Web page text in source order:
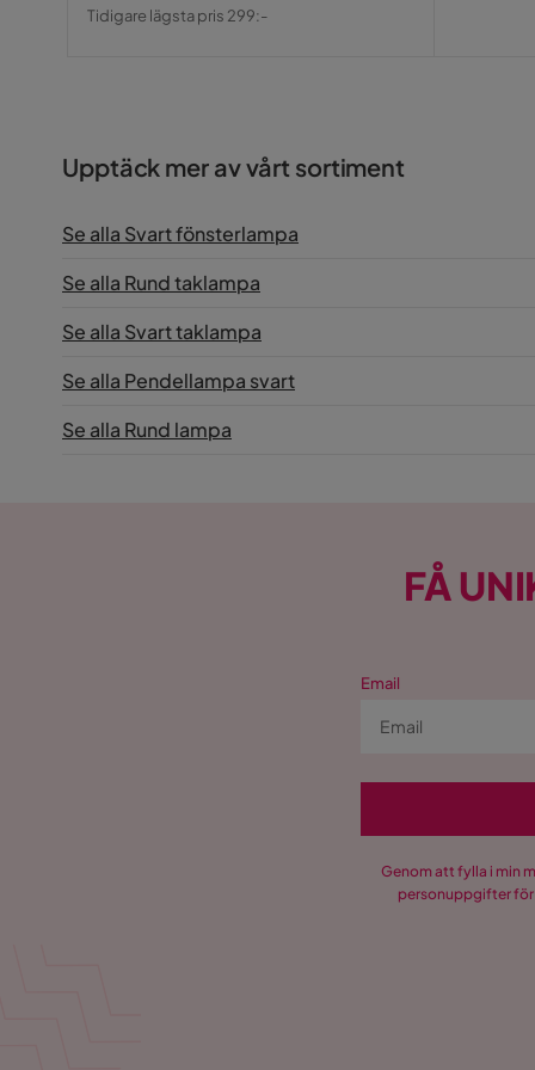
Tidigare lägsta pris 299:-
Upptäck mer av vårt sortiment
Se alla Svart fönsterlampa
Se alla Rund taklampa
Se alla Svart taklampa
Se alla Pendellampa svart
Se alla Rund lampa
FÅ
Email
Genom att fylla i min
personuppgifter för